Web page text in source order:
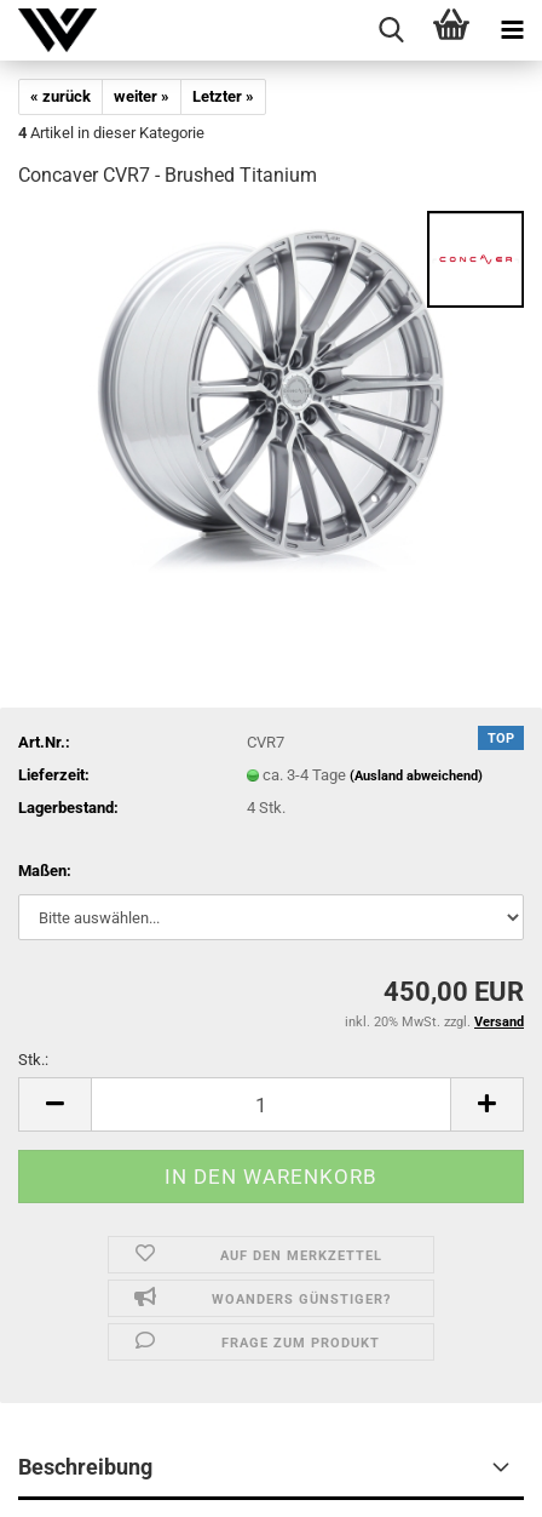
« zurück weiter »
Letzter »
4 Artikel in dieser Kategorie
Con­ca­ver CVR7 - Brushed Ti­ta­ni­um
TOP
Art.Nr.:
CVR7
Lieferzeit:
ca. 3-4 Tage(Ausland abweichend)
Lagerbestand: 4Stk.
Maßen:
450,00 EUR
inkl. 20% MwSt. zzgl. Versand
Stk.:
AUF DEN MERKZETTEL
WOANDERS GÜNSTIGER?
FRAGE ZUM PRODUKT
Beschreibung